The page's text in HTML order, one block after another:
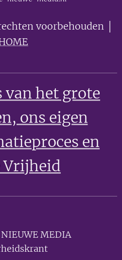
voorbehouden │
van het grote
, ons eigen
en
Vrijheid
MEDIA 🟣